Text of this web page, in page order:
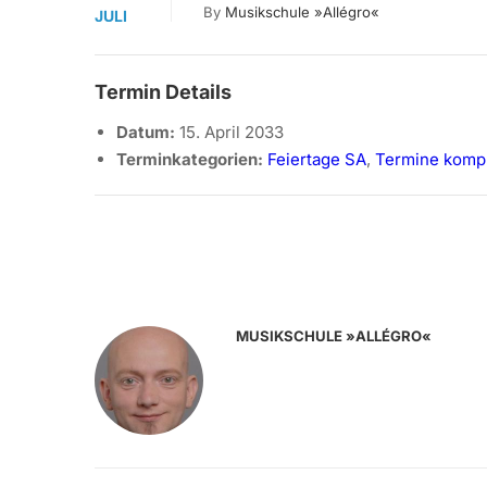
JULI By Musikschule »allégro«
Termin Details
Datum: 15. April 2033
Terminkategorien: Feiertage SA, Termine
MUSIKSCHULE »ALLÉGRO«